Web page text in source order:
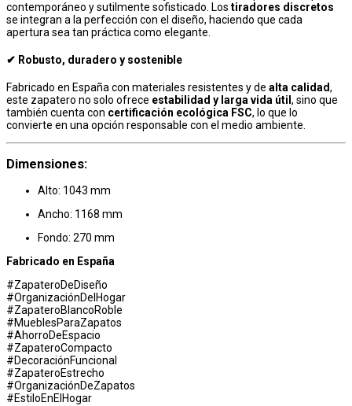
contemporáneo y sutilmente sofisticado. Los tiradores discretos
se integran a la perfección con el diseño, haciendo que cada
apertura sea tan práctica como elegante.
✔ Robusto, duradero y sostenible
Fabricado en España con materiales resistentes y de alta calidad,
este zapatero no solo ofrece estabilidad y larga vida útil , sino que
también cuenta con certificación ecológica FSC, lo que lo
convierte en una opción responsable con el medio ambiente.
Dimensiones:
Alto: 1043 mm
Ancho: 1168 mm
Fondo: 270 mm
Fabricado en España
#ZapateroDeDiseño
#OrganizaciónDelHogar
#ZapateroBlancoRoble
#MueblesParaZapatos
#AhorroDeEspacio
#ZapateroCompacto
#DecoraciónFuncional
#ZapateroEstrecho
#OrganizaciónDeZapatos
#EstiloEnElHogar